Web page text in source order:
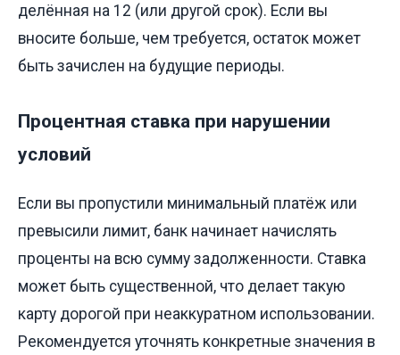
делённая на 12 (или другой срок). Если вы
вносите больше, чем требуется, остаток может
быть зачислен на будущие периоды.
Процентная ставка при нарушении
условий
Если вы пропустили минимальный платёж или
превысили лимит, банк начинает начислять
проценты на всю сумму задолженности. Ставка
может быть существенной, что делает такую
карту дорогой при неаккуратном использовании.
Рекомендуется уточнять конкретные значения в